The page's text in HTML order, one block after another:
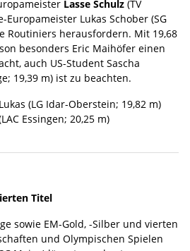
Lasse Schulz (TV
Europameister Lukas Schober (SG
Routiniers herausfordern. Mit 19,68
besonders Eric Maihöfer einen
auch US-Student Sascha
19,39 m) ist zu beachten.
(LG Idar-Oberstein; 19,82 m)
Essingen; 20,25 m)
Titel
sowie EM-Gold, -Silber und vierten
und Olympischen Spielen